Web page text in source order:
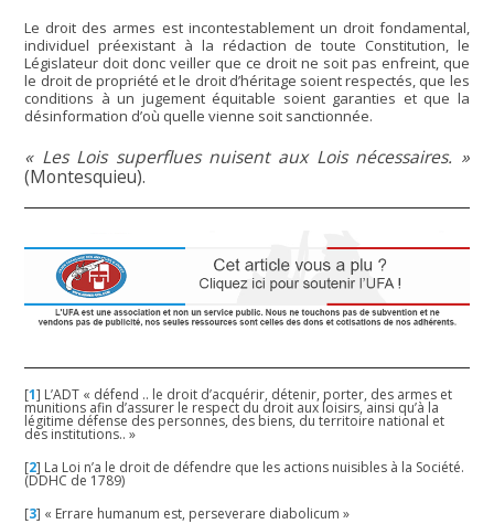
Le droit des armes est incontestablement un droit fondamental,
individuel préexistant à la rédaction de toute Constitution, le
Législateur doit donc veiller que ce droit ne soit pas enfreint, que
le droit de propriété et le droit d’héritage soient respectés, que les
conditions à un jugement équitable soient garanties et que la
désinformation d’où quelle vienne soit sanctionnée.
« Les Lois superflues nuisent aux Lois nécessaires. »
(Montesquieu).
[1] L’ADT « défend .. le droit d’acquérir, détenir, porter, des armes et
munitions afin d’assurer le respect du droit aux loisirs, ainsi qu’à la
légitime défense des personnes, des biens, du territoire national et
des institutions.. »
[2] La Loi n’a le droit de défendre que les actions nuisibles à la Société.
(DDHC de 1789)
[3] « Errare humanum est, perseverare diabolicum »